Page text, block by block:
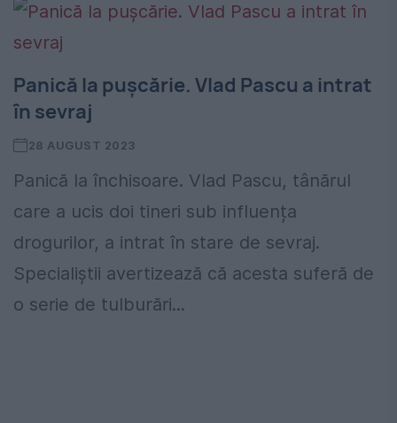
Panică la pușcărie. Vlad Pascu a intrat
în sevraj
28 AUGUST 2023
Panică la închisoare. Vlad Pascu, tânărul
care a ucis doi tineri sub influența
drogurilor, a intrat în stare de sevraj.
Specialiștii avertizează că acesta suferă de
o serie de tulburări...